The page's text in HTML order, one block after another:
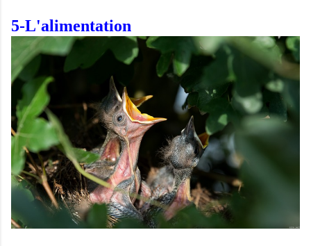
5-L'alimentation